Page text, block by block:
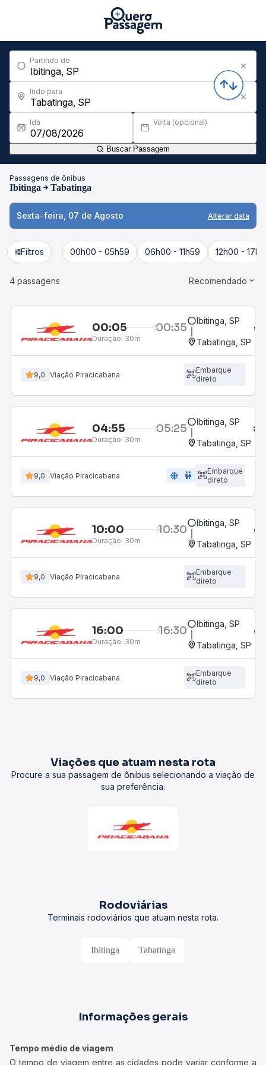
Partindo de
Indo para
Ida Volta (opcional)
Buscar Passagem
Passagens de ônibus
Ibitinga Tabatinga
Sexta-feira, 07 de Agosto Alterar data
Filtros 00h00 - 05h59 06h00 - 11h59 12h00 -
4 passagens Recomendado
00:05 00:35
Duração: 30m
Ibitinga, SP
Tabatinga, SP
9,0 Viação Piracicabana
Embarque
direto
04:55 05:25
Duração: 30m
Ibitinga, SP
Tabatinga, SP
9,0 Viação Piracicabana ac_unit wc
Embarque
direto
10:00 10:30
Duração: 30m
Ibitinga, SP
Tabatinga, SP
9,0 Viação Piracicabana
Embarque
direto
16:00 16:30
Duração: 30m
Ibitinga, SP
Tabatinga, SP
9,0 Viação Piracicabana
Embarque
direto
Viações que atuam nesta rota
Procure a sua passagem de ônibus selecionando a viação de
sua preferência.
Rodoviárias
Terminais rodoviários que atuam nesta rota.
Ibitinga Tabatinga
Informações gerais
Tempo médio de viagem
O tempo de viagem entre as cidades pode variar conforme a